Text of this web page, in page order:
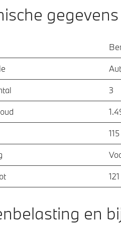
gegevens
3
en